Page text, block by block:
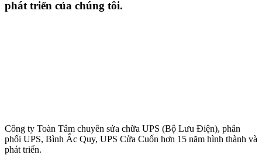
phát triển của chúng tôi.
Công ty Toàn Tâm chuyên sửa chữa UPS (Bộ Lưu Điện), phân
phối UPS, Bình Ắc Quy, UPS Cửa Cuốn hơn 15 năm hình thành và
phát triển.